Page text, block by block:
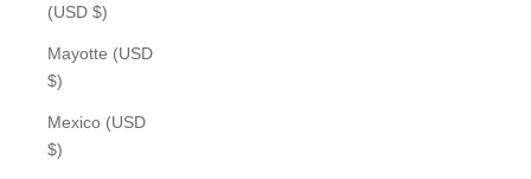
(USD $)
Mayotte (USD
$)
Mexico (USD
$)